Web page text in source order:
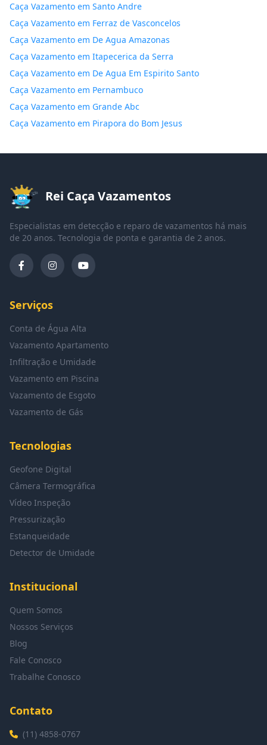
Caça Vazamento em Santo Andre
Caça Vazamento em Ferraz de Vasconcelos
Caça Vazamento em De Agua Amazonas
Caça Vazamento em Itapecerica da Serra
Caça Vazamento em De Agua Em Espirito Santo
Caça Vazamento em Pernambuco
Caça Vazamento em Grande Abc
Caça Vazamento em Pirapora do Bom Jesus
Rei Caça Vazamentos
Especialistas em detecção e reparo de vazamentos há mais
de 20 anos. Tecnologia de ponta e garantia de 2 anos.
Serviços
Conta de Água Alta
Vazamento Apartamento
Infiltração e Umidade
Vazamento em Piscina
Vazamento de Esgoto
Vazamento de Gás
Tecnologias
Geofone Digital
Câmera Termográfica
Vídeo Inspeção
Pressurização
Estanqueidade
Detector de Umidade
Institucional
Quem Somos
Nossos Serviços
Blog
Fale Conosco
Trabalhe Conosco
Contato
(11) 4858-0767